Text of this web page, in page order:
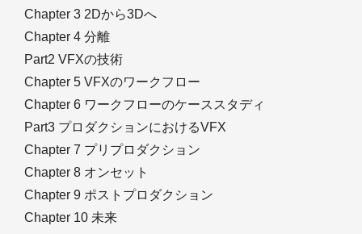
Chapter 3 2Dから3Dへ
Chapter 4 分離
Part2 VFXの技術
Chapter 5 VFXのワークフロー
Chapter 6 ワークフローのケーススタディ
Part3 プロダクションにおけるVFX
Chapter 7 プリプロダクション
Chapter 8 オンセット
Chapter 9 ポストプロダクション
Chapter 10 未来